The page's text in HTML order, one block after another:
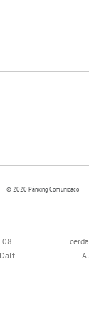
© 2020 Pànxing Comunicacó
08